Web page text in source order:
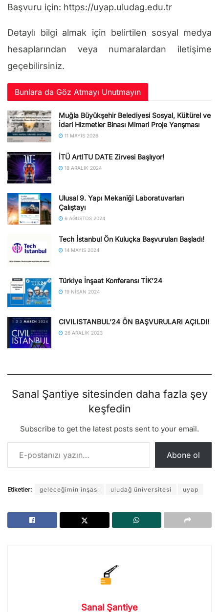
Başvuru için: https://uyap.uludag.edu.tr
Detaylı bilgi almak için belirtilen sosyal medya
hesaplarından veya numaralardan iletişime
geçebilirsiniz.
Bunlara da Göz Atmayı Unutmayın
Muğla Büyükşehir Belediyesi Sosyal, Kültürel ve
İdari Hizmetler Binası Mimari Proje Yarışması
11 MAYIS 2026
İTÜ ArtITU DATE Zirvesi Başlıyor!
18 ARALIK 2024
Ulusal 9. Yapı Mekaniği Laboratuvarları
Çalıştayı
6 AĞUSTOS 2024
Tech İstanbul Ön Kuluçka Başvuruları Başladı!
14 MAYIS 2024
Türkiye İnşaat Konferansı TİK’24
19 NISAN 2024
CIVILISTANBUL’24 ÖN BAŞVURULARI AÇILDI!
26 ARALIK 2023
Sanal Şantiye sitesinden daha fazla şey
keşfedin
Subscribe to get the latest posts sent to your email.
E-postanızı yazın…
Abone ol
Etiketler: geleceğimin inşası uludağ üniversitesi uyap
Sanal Şantiye